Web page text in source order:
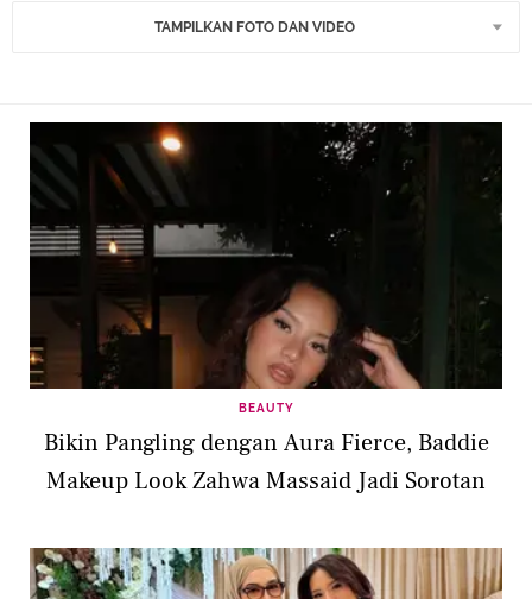
TAMPILKAN FOTO DAN VIDEO
BEAUTY
Bikin Pangling dengan Aura Fierce, Baddie
Makeup Look Zahwa Massaid Jadi Sorotan